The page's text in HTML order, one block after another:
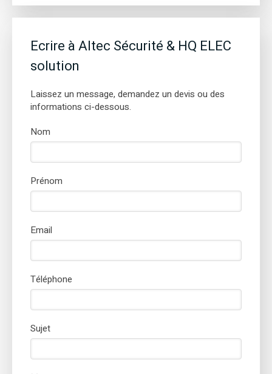
Ecrire à Altec Sécurité & HQ ELEC
solution
Laissez un message, demandez un devis ou des
informations ci-dessous.
Nom
Prénom
Email
Téléphone
Sujet